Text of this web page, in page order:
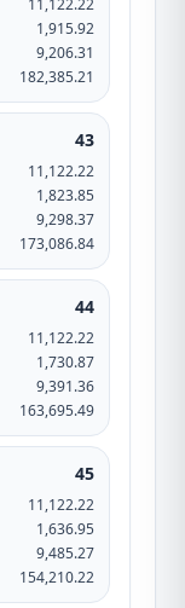
11,122.22
1,915.92
9,206.31
182,385.21
43
11,122.22
1,823.85
9,298.37
173,086.84
44
11,122.22
1,730.87
9,391.36
163,695.49
45
11,122.22
1,636.95
9,485.27
154,210.22